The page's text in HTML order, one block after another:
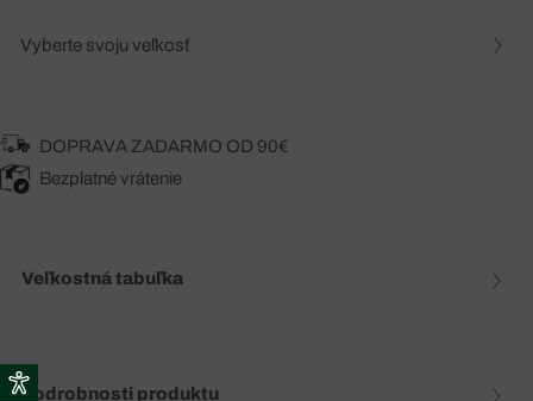
Vyberte svoju veľkosť
DOPRAVA ZADARMO OD 90€
Bezplatné vrátenie
Veľkostná tabuľka
Podrobnosti produktu